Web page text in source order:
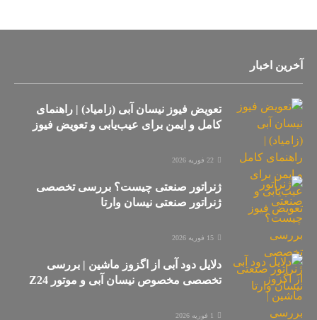
آخرین اخبار
تعویض فیوز نیسان آبی (زامیاد) | راهنمای
کامل و ایمن برای عیب‌یابی و تعویض فیوز
22 فوریه 2026
ژنراتور صنعتی چیست؟ بررسی تخصصی
ژنراتور صنعتی نیسان وارتا
15 فوریه 2026
دلایل دود آبی از اگزوز ماشین | بررسی
تخصصی مخصوص نیسان آبی و موتور Z24
1 فوریه 2026